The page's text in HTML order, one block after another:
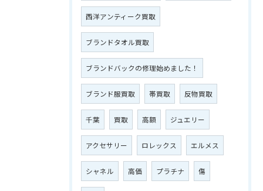
西洋アンティーク買取
ブランドタオル買取
ブランドバックの修理始めました！
ブランド服買取 帯買取 反物買取
千葉 買取 高額 ジュエリー
アクセサリー ロレックス エルメス
シャネル 高価 プラチナ 傷